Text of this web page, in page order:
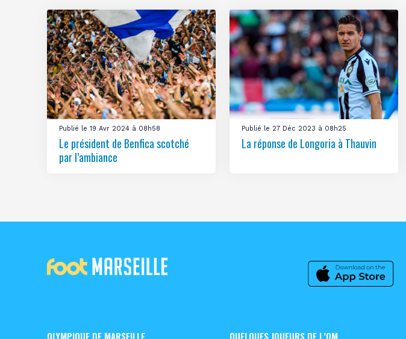
Publié le 19 Avr 2024 à 08h58
Le président de Benfica scotché
par l’ambiance
Publié le 27 Déc 2023 à 08h25
La réponse de Longoria à Thauvin
OLYMPIQUE DE MARSEILLE QUELQUES JOUEURS DE L’OM